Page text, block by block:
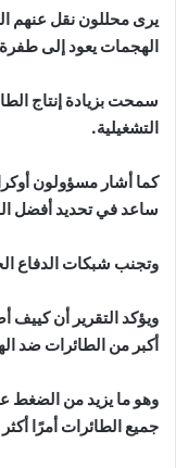
يرى محللون نقل عنهم
الهجمات يعود إلى
سمحت بزيادة إنتاج
التشغيلية.
كما أشار مسؤولون
ساعد في تحديد أفضل
وتجنب شبكات الدفاع
ويؤكد التقرير أن
أكبر من الطائرات ضد
وهو ما يزيد من الضغط
جميع الطائرات أمرًا